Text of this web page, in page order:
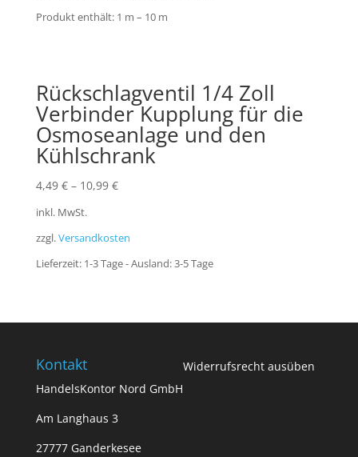
Produkt enthält: 1 m – 10 m
Rückschlagventil 1/4 Zoll
Verbinder Kupplung für die
Osmoseanlage und den
Kühlschrank
4,49 €– 10,99 €
inkl. MwSt.
zzgl.Versandkosten
Lieferzeit: 1-3 Tage - Ausland: 3-5 Tage
Kontakt
HandelsKontor Nord GmbH
Am Langhaus 3
27777 Ganderkesee
Widerrufsrecht ausüben